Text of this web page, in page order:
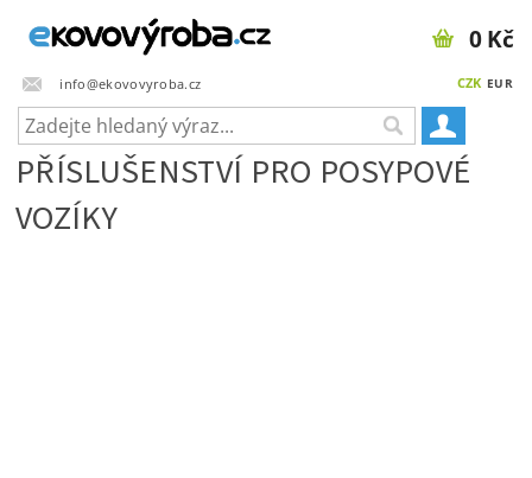
info@ekovovyroba.cz CZK EUR
0 Kč
PŘÍSLUŠENSTVÍ PRO POSYPOVÉ
VOZÍKY